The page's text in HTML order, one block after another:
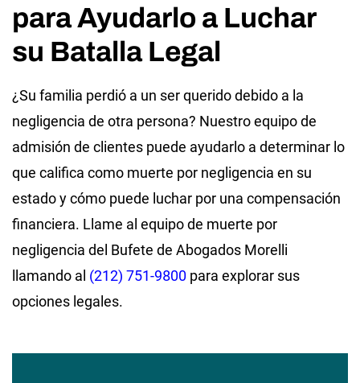
para Ayudarlo a Luchar
su Batalla Legal
¿Su familia perdió a un ser querido debido a la
negligencia de otra persona? Nuestro equipo de
admisión de clientes puede ayudarlo a determinar lo
que califica como muerte por negligencia en su
estado y cómo puede luchar por una compensación
financiera. Llame al equipo de muerte por
negligencia del Bufete de Abogados Morelli
llamando al (212) 751-9800 para explorar sus
opciones legales.